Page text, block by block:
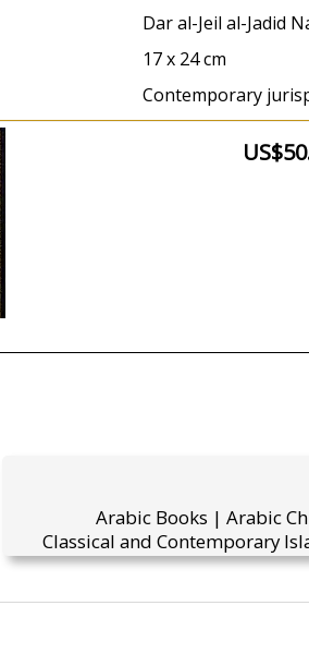
Dar al-Jeil al-Jadid
17 x 24 cm
Contemporary
Arabic Books | Arabic
Classical and Contemporary